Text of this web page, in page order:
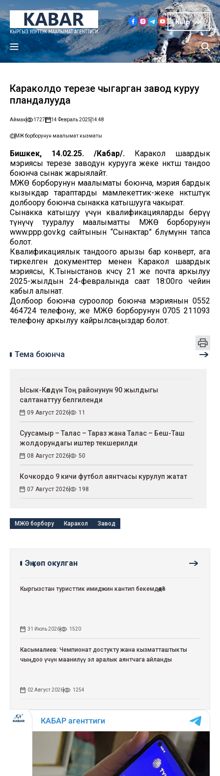
Кыр
Караколдо терезе чыгарган завод куруу
пландалууда
Аймак 1727 14 Февраль 2025 14:48
МЖӨ борборунун маалымат кызматы
Бишкек, 14.02.25. /Кабар/. Каракол шаардык
мэриясы терезе заводун курууга жеке өнөктөш тандоо
боюнча сынак жарыялайт.
МЖӨ борборунун маалыматы боюнча, мэрия бардык
кызыкдар тараптарды мамлекеттик-жеке өнөктөштүк
долбоору боюнча сынакка катышууга чакырат.
Сынакка катышуу үчүн квалификацияларды берүү
өтүнүчү тууралуу маалыматты МЖӨ борборунун
www.ppp.gov.kg сайтынын “Сынактар” бөлүмүнөн тапса
болот.
Квалификациялык тандоого арызы бар конверт, ага
тиркелген документтер менен Каракол шаардык
мэриясы, К.Тыныстанов көчөсү 21 же почта аркылуу
2025-жылдын 24-февралында саат 18:00го чейин
кабыл алынат.
Долбоор боюнча суроолор боюнча мэриянын 0552
464724 телефону, же МЖӨ борборунун 0705 211093
телефону аркылуу кайрылсаңыздар болот.
Тема боюнча
Ысык-Көлдүн Тоң районунун 90 жылдыгы
салтанаттуу белгиленди
09 Август 2026 11
Суусамыр – Талас – Тараз жана Талас – Беш-Таш
жолдорундагы иштер текшерилди
08 Август 2026 50
Кочкордо 9 кичи футбол аянтчасы курулуп жатат
07 Август 2026 198
МЖӨ борбору Каракол Завод
Эң көп окулган
Кыргызстан туристтик имиджин кантип бекемдөөдө?
31 Июль 2026 1520
Касымалиев: Чемпионат достукту жана кызматташтыкты
чыңдоо үчүн маанилүү эл аралык аянтчага айланды
02 Август 2026 1254